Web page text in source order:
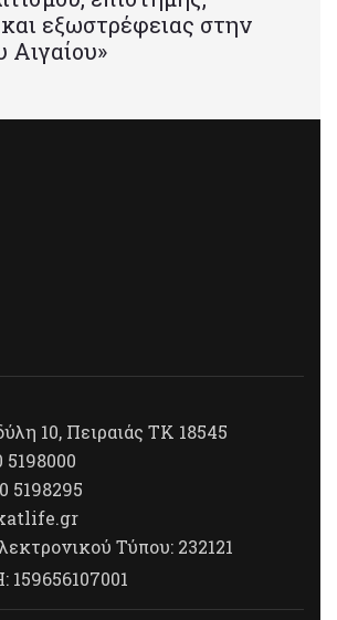
και εξωστρέφειας στην
Αιγαίου»
10, Πειραιάς ΤΚ 18545
5198000
5198295
Τύπου: 232121